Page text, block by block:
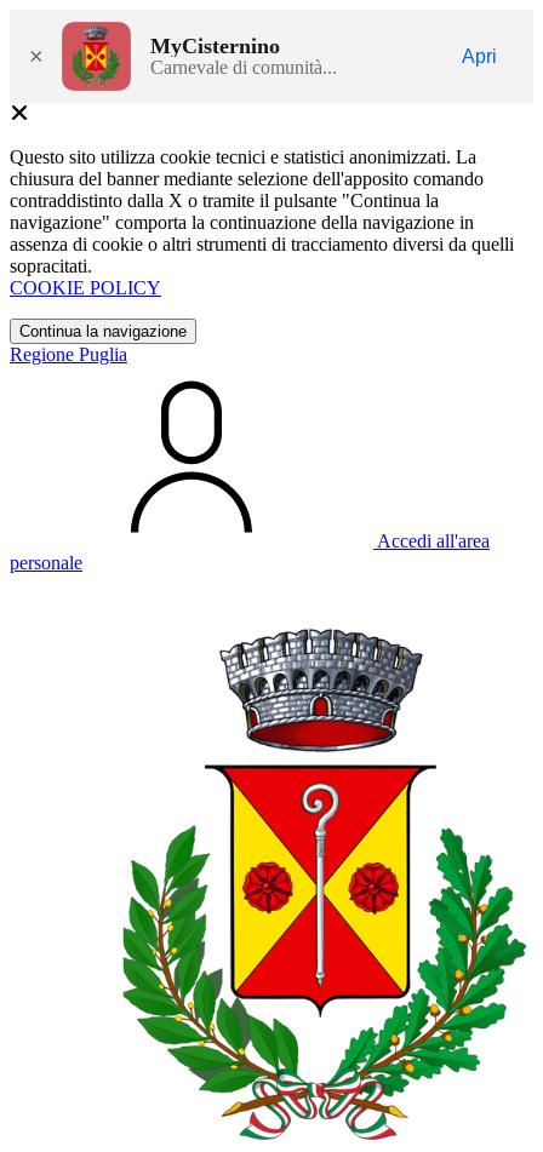
× MyCisternino
Carnevale di comunità...
Apri
Questo sito utilizza cookie tecnici e statistici anonimizzati. La
chiusura del banner mediante selezione dell'apposito comando
contraddistinto dalla X o tramite il pulsante "Continua la
navigazione" comporta la continuazione della navigazione in
assenza di cookie o altri strumenti di tracciamento diversi da quelli
sopracitati.
COOKIE POLICY
Continua la navigazione
Regione Puglia
Accedi all'area
personale